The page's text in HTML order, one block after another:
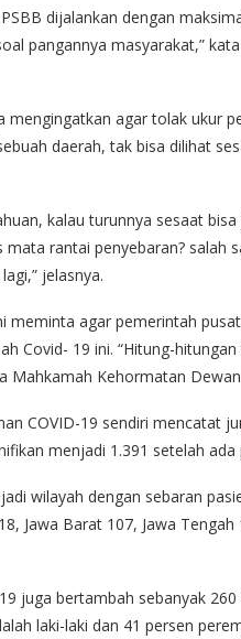
dijalankan dengan
pangannya masyarakat,”
mengingatkan agar tolak ukur
daerah, tak bisa dilihat
kalau turunnya sesaat
rantai penyebaran? salah
jelasnya.
meminta agar pemerintah
Covid- 19 ini. “Hitung-
Mahkamah Kehormatan
COVID-19 sendiri mencatat
menjadi 1.391 setelah
wilayah dengan sebaran
Jawa Barat 107, Jawa
juga bertambah sebanyak
laki-laki dan 41 persen